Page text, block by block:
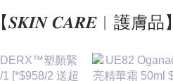
【𝑺𝑲𝑰𝑵 𝑪𝑨𝑹𝑬︱護膚品】